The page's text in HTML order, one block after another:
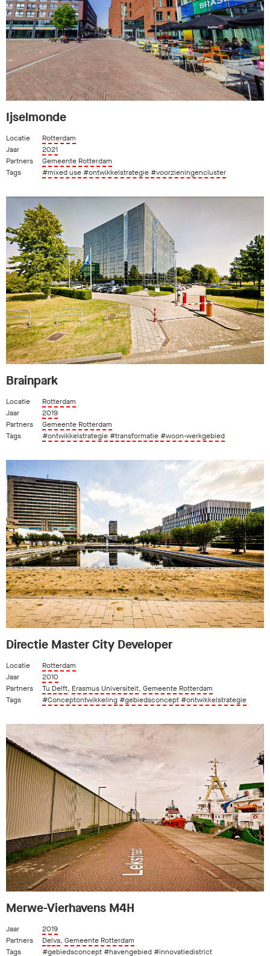
Ijselmonde
Locatie
Rotterdam
Jaar
2021
Partners
Gemeente Rotterdam
Tags
#mixed use#ontwikkelstrategie#voorzieningencluster
Brainpark
Locatie
Rotterdam
Jaar
2019
Partners
Gemeente Rotterdam
Tags
#ontwikkelstrategie#transformatie#woon-werkgebied
Directie Master City Developer
Locatie
Rotterdam
Jaar
2010
Partners
Tu Delft, Erasmus Universiteit, Gemeente Rotterdam
Tags
#Conceptontwikkeling#gebiedsconcept#ontwikkelstrategie
Merwe-Vierhavens M4H
Jaar
2019
Partners
Delva, Gemeente Rotterdam
Tags
#gebiedsconcept#havengebied#innovatiedistrict